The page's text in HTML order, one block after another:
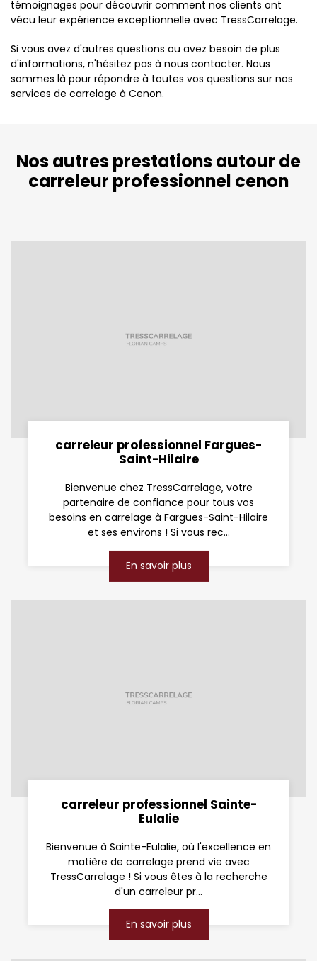
témoignages pour découvrir comment nos clients ont
vécu leur expérience exceptionnelle avec TressCarrelage.
Si vous avez d'autres questions ou avez besoin de plus
d'informations, n'hésitez pas à nous contacter. Nous
sommes là pour répondre à toutes vos questions sur nos
services de carrelage à Cenon.
Nos autres prestations autour de
carreleur professionnel cenon
carreleur professionnel Fargues-
Saint-Hilaire
Bienvenue chez TressCarrelage, votre
partenaire de confiance pour tous vos
besoins en carrelage à Fargues-Saint-Hilaire
et ses environs ! Si vous rec...
En savoir plus
carreleur professionnel Sainte-
Eulalie
Bienvenue à Sainte-Eulalie, où l'excellence en
matière de carrelage prend vie avec
TressCarrelage ! Si vous êtes à la recherche
d'un carreleur pr...
En savoir plus